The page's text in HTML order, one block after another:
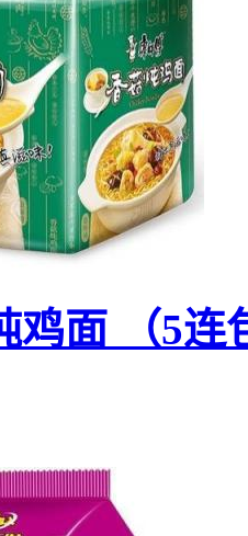
鸡面 （5连